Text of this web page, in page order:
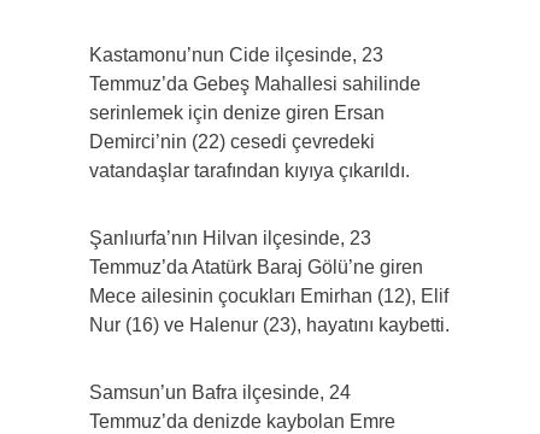
Kastamonu’nun Cide ilçesinde, 23
Temmuz’da Gebeş Mahallesi sahilinde
serinlemek için denize giren Ersan
Demirci’nin (22) cesedi çevredeki
vatandaşlar tarafından kıyıya çıkarıldı.
Şanlıurfa’nın Hilvan ilçesinde, 23
Temmuz’da Atatürk Baraj Gölü’ne giren
Mece ailesinin çocukları Emirhan (12), Elif
Nur (16) ve Halenur (23), hayatını kaybetti.
Samsun’un Bafra ilçesinde, 24
Temmuz’da denizde kaybolan Emre